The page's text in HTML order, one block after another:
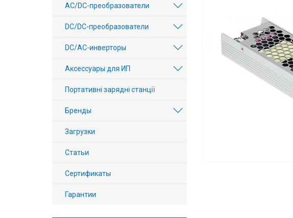
Производство
Вакансии
Производители
Контакты
Доставка
AC/DC-преобразователи
DC/DC-преобразователи
DC/AC-инверторы
Аксессуары для ИП
Портативні зарядні станції
Бренды
Загрузки
Статьи
Сертификаты
Гарантии